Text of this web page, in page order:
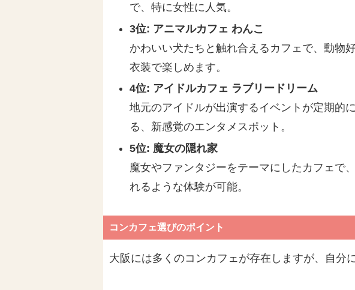
で、特に女性に人気。
3位: アニマルカフェ わんこ
かわいい犬たちと触れ合えるカフェで、動物
衣装で楽しめます。
4位: アイドルカフェ ラブリードリーム
地元のアイドルが出演するイベントが定期的
る、新感覚のエンタメスポット。
5位: 魔女の隠れ家
魔女やファンタジーをテーマにしたカフェで
れるような体験が可能。
コンカフェ選びのポイント
大阪には多くのコンカフェが存在しますが、自分